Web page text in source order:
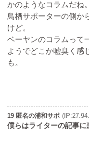
かのようなコラムだね。
鳥栖サポーターの側か
けど。
ベーヤンのコラムって
ようでどこか嘘臭く感
も。
19 匿名の浦和サポ
僕らはライターの記事に